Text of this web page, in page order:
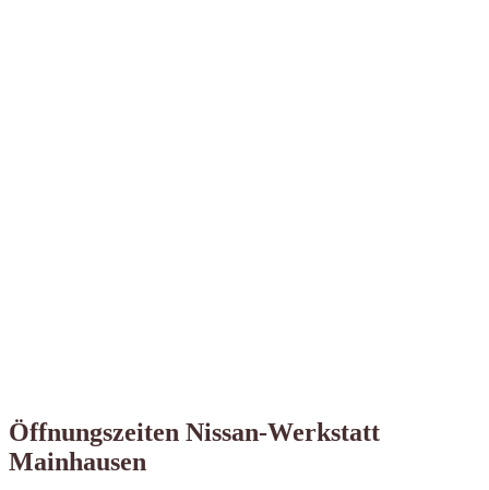
Öffnungszeiten Nissan-Werkstatt
Mainhausen